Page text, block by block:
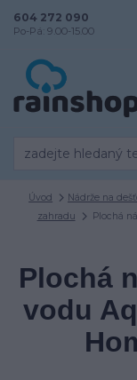
604 272 090
Po-Pá: 9.00-15.00
Úvod Nádrže na
zahradu
Plochá
Plochá
vodu